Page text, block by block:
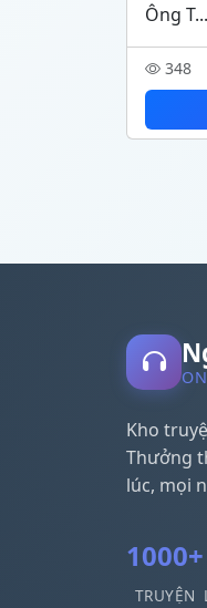
Ông T...
348
Kho
Thưởng
lúc, mọi
1000+
TRUYỆN